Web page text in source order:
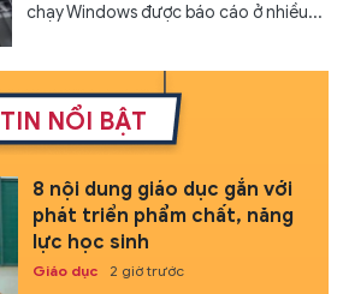
chạy Windows được báo cáo ở nhiều...
TIN NỔI BẬT
8 nội dung giáo dục gắn với
phát triển phẩm chất, năng
lực học sinh
Giáo dục 2 giờ trước